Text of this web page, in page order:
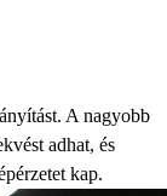
A nagyobb
adhat, és
kap.